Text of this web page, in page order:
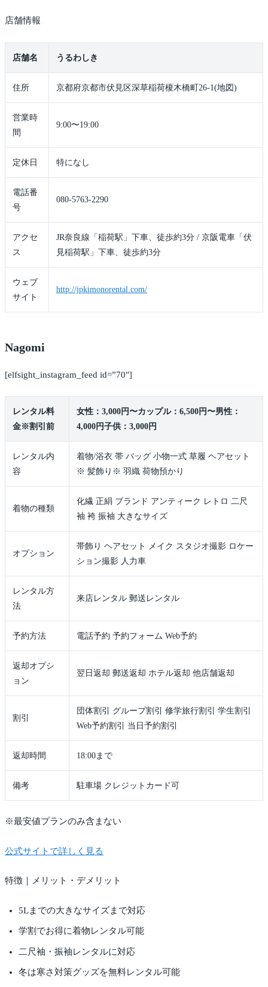
店舗情報
店舗名 うるわしき
住所 京都府京都市伏見区深草稲荷榎木橋町26-1(地図)
営業時
間
9:00〜19:00
定休日 特になし
電話番
号
080-5763-2290
アクセ
ス
JR奈良線「稲荷駅」下車、徒歩約3分 / 京阪電車「伏
見稲荷駅」下車、徒歩約3分
ウェブ
サイト
http://jpkimonorental.com/
Nagomi
[elfsight_instagram_feed id=”70″]
レンタル料
金※割引前
女性：3,000円〜カップル：6,500円〜男性：
4,000円子供：3,000円
レンタル内
容
着物/浴衣 帯 バッグ 小物一式 草履 ヘアセット
※ 髪飾り※ 羽織 荷物預かり
着物の種類
化繊 正絹 ブランド アンティーク レトロ 二尺
袖 袴 振袖 大きなサイズ
オプション
帯飾り ヘアセット メイク スタジオ撮影 ロケー
ション撮影 人力車
レンタル方
法
来店レンタル 郵送レンタル
予約方法 電話予約 予約フォーム Web予約
返却オプシ
ョン
翌日返却 郵送返却 ホテル返却 他店舗返却
割引
団体割引 グループ割引 修学旅行割引 学生割引
Web予約割引 当日予約割引
返却時間 18:00まで
備考 駐車場 クレジットカード可
※最安値プランのみ含まない
公式サイトで詳しく見る
特徴｜メリット・デメリット
5Lまでの大きなサイズまで対応
学割でお得に着物レンタル可能
二尺袖・振袖レンタルに対応
冬は寒さ対策グッズを無料レンタル可能